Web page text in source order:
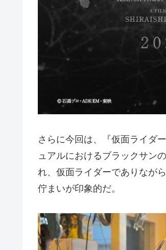
さらに今回は、『仮⾯ライダ
ュアルにおけるブラックサン
れ、仮⾯ライダーでありなが
佇まいが印象的だ。